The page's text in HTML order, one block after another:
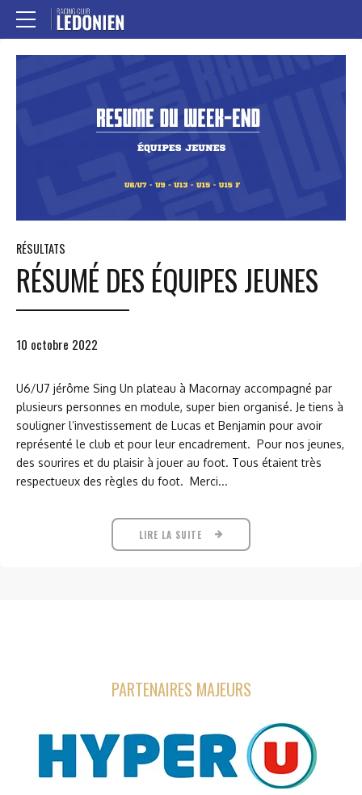
RÉSULTATS
RÉSUMÉ DES ÉQUIPES JEUNES
10 octobre 2022
U6/U7 jérôme Sing Un plateau à Macornay accompagné par
plusieurs personnes en module, super bien organisé. Je tiens à
souligner l’investissement de Lucas et Benjamin pour avoir
représenté le club et pour leur encadrement. Pour nos jeunes,
des sourires et du plaisir à jouer au foot. Tous étaient très
respectueux des règles du foot. Merci...
LIRE LA SUITE
PARTENAIRES MAJEURS